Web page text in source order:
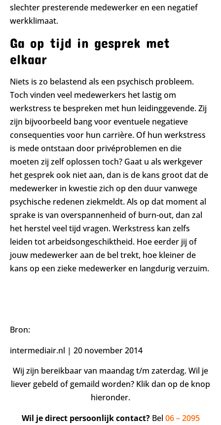
slechter presterende medewerker en een negatief
werkklimaat.
Ga op tijd in gesprek met
elkaar
Niets is zo belastend als een psychisch probleem.
Toch vinden veel medewerkers het lastig om
werkstress te bespreken met hun leidinggevende. Zij
zijn bijvoorbeeld bang voor eventuele negatieve
consequenties voor hun carrière. Of hun werkstress
is mede ontstaan door privéproblemen en die
moeten zij zelf oplossen toch? Gaat u als werkgever
het gesprek ook niet aan, dan is de kans groot dat de
medewerker in kwestie zich op den duur vanwege
psychische redenen ziekmeldt. Als op dat moment al
sprake is van overspannenheid of burn-out, dan zal
het herstel veel tijd vragen. Werkstress kan zelfs
leiden tot arbeidsongeschiktheid. Hoe eerder jij of
jouw medewerker aan de bel trekt, hoe kleiner de
kans op een zieke medewerker en langdurig verzuim.
Bron:
intermediair.nl | 20 november 2014
Wij zijn bereikbaar van maandag t/m zaterdag. Wil je
liever gebeld of gemaild worden? Klik dan op de knop
hieronder.
Wil je direct persoonlijk contact?Bel 06 – 2095